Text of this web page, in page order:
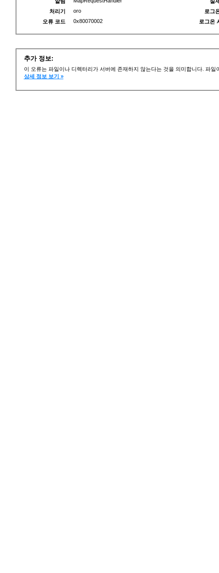
처리기
oro
오류 코드
0x80070002
로그
로그온
추가 정보:
이 오류는 파일이나 디렉터리가 서버에 존재하지 않는다는 것을 의미합니다. 파
상세 정보 보기 »